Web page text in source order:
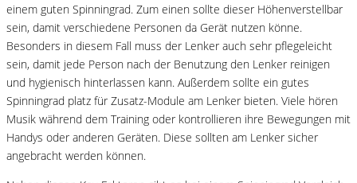
einem guten Spinningrad. Zum einen sollte dieser Höhenverstellbar
sein, damit verschiedene Personen da Gerät nutzen könne.
Besonders in diesem Fall muss der Lenker auch sehr pflegeleicht
sein, damit jede Person nach der Benutzung den Lenker reinigen
und hygienisch hinterlassen kann. Außerdem sollte ein gutes
Spinningrad platz für Zusatz-Module am Lenker bieten. Viele hören
Musik während dem Training oder kontrollieren ihre Bewegungen mit
Handys oder anderen Geräten. Diese sollten am Lenker sicher
angebracht werden können.